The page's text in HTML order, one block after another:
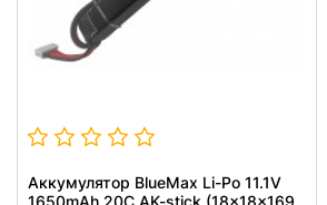
Аккумулятор BlueMax Li-Po 11.1V